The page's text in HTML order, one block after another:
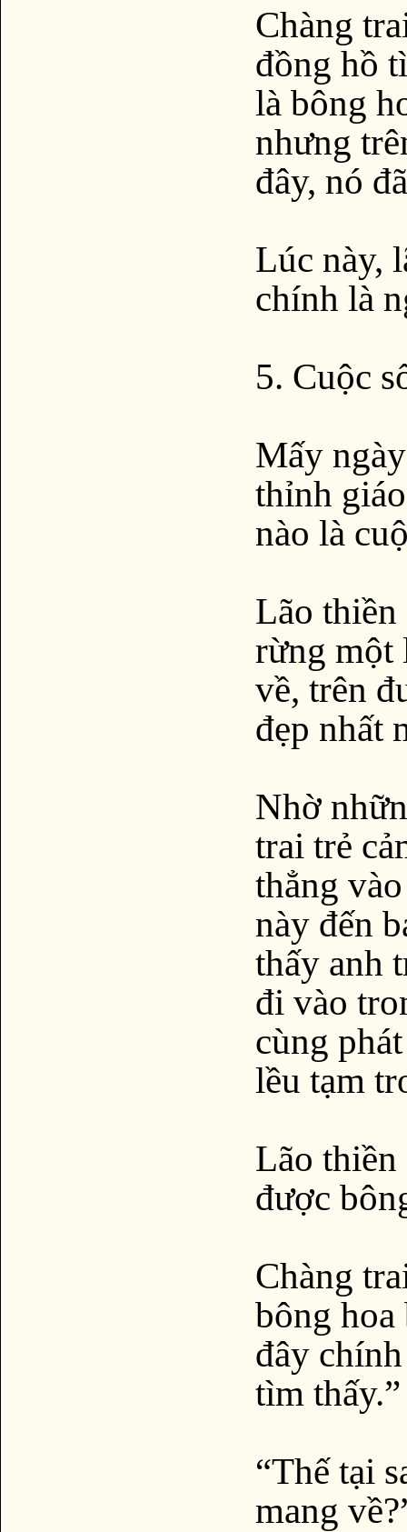
Chàng
đồng hồ
là bông
nhưng
đây, nó
Lúc này,
chính là
5. Cuộc
Mấy
thỉnh
nào là
Lão thiền
rừng một
về, trên
đẹp nhất
Nhờ
trai trẻ
thẳng
này đến
thấy anh
đi vào
cùng
lều tạm
Lão thiền
được
Chàng
bông hoa
đây
tìm thấy.”
“Thế tại
mang